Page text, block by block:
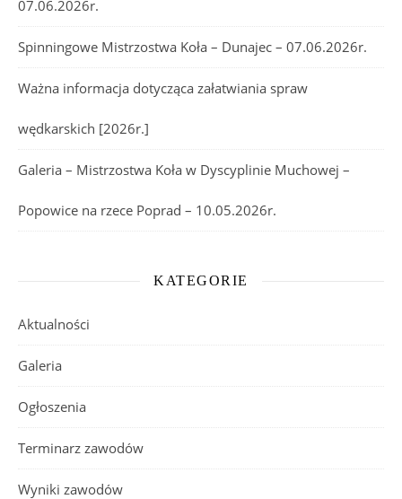
07.06.2026r.
Spinningowe Mistrzostwa Koła – Dunajec – 07.06.2026r.
Ważna informacja dotycząca załatwiania spraw
wędkarskich [2026r.]
Galeria – Mistrzostwa Koła w Dyscyplinie Muchowej –
Popowice na rzece Poprad – 10.05.2026r.
KATEGORIE
Aktualności
Galeria
Ogłoszenia
Terminarz zawodów
Wyniki zawodów